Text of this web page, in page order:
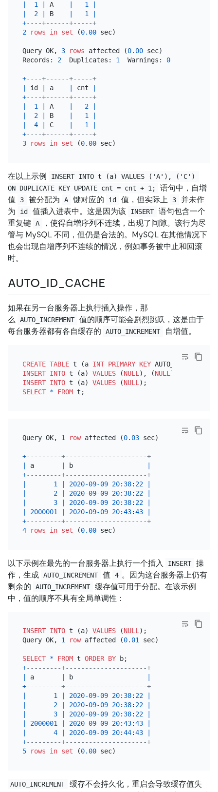
1 A 1
2 B 1
+----+------+-----+
2
rows in set (0.00 sec)
Query OK, 3 rows affected (0.00 sec)
Records: 2
  Duplicates:
1
  Warnings:
0
+----+------+-----+
id a cnt
+----+------+-----+
1 A 2
2 B 1
4 C 1
+----+------+-----+
3
rows in set (0.00
在以上示例
INSERT INTO t (a) VALUES ('A'), ('C')
ON DUPLICATE KEY UPDATE cnt = cnt + 1;
语句中，自增
值
3 被分配为 A 键对应的 id 值，但实际上 3
并未作
为
id 值插入进表中。这是因为该 INSERT
语句包含一个
重复键 A
，使得自增序列不连续，出现了间隙。该行为尽
管与 MySQL 不同，但仍是合法的。MySQL 在其他情况下
也会出现自增序列不连续的情况，例如事务被中止和回滚
时。
AUTO_ID_CACHE
如果在另一台服务器上执行插入操作，那
么
AUTO_INCREMENT 值的顺序可能会剧烈跳跃，这是由于
每台服务器都有各自缓存的
AUTO_INCREMENT 自增值。
CREATE TABLE t (a INT PRIMARY KEY
INSERT INTO t (a) VALUES (NULL ), (NULL ), (
INSERT INTO t (a) VALUES (NULL
SELECT * FROM
Query OK, 1 row affected (0.03 sec)
+---------+---------------------+
a b
+---------+---------------------+
1 2020-09-09 20: 38: 22
2 2020-09-09 20: 38: 22
3 2020-09-09 20: 38: 22
2000001 2020-09-09 20:43:43
+---------+---------------------+
4
rows in set (0.00
以下示例在最先的一台服务器上执行一个插入 INSERT 操
作，生成 AUTO_INCREMENT 值 4 。因为这台服务器上仍有
剩余的
AUTO_INCREMENT 缓存值可用于分配。在该示例
中，值的顺序不具有全局单调性：
INSERT INTO t (a) VALUES (NULL );
Query OK, 1 row affected (0.01 sec)
SELECT * FROM t ORDER BY
+---------+---------------------+
a b
+---------+---------------------+
1 2020-09-09 20: 38: 22
2 2020-09-09 20: 38: 22
3 2020-09-09 20: 38: 22
2000001 2020-09-09 20:43:43
4 2020-09-09 20:44:43
+---------+---------------------+
5
rows in set (0.00
AUTO_INCREMENT 缓存不会持久化，重启会导致缓存值失